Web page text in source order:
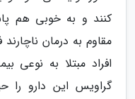
کنند و به خوبی هم
مقاوم به درمان
افراد مبتلا به نوعی
گراویس این دارو را